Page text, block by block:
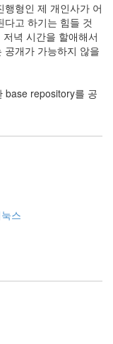
형인 제 개인사가 어
고 하기는 힘들 것
녁 시간을 할애해서
공개가 가능하지 않을
base repository를 공
스